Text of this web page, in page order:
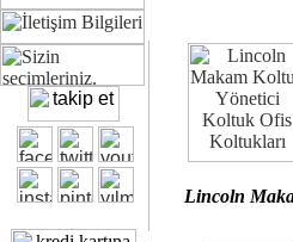
Ofisinizin dekorasyonunda
Çünkü sitemizde bulunan seçkin
Size yakışan ofis koltuk tasarımına
Kalite ve ergonomiyi arıyanların
Lincoln